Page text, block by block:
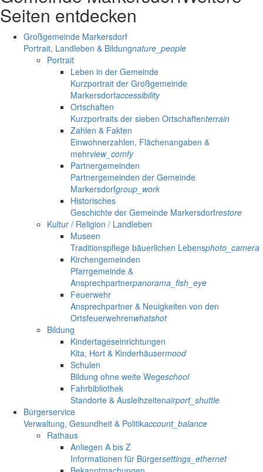
Seiten entdecken
Großgemeinde Markersdorf
Portrait, Landleben & Bildungnature_people
Portrait
Leben in der Gemeinde
Kurzportrait der Großgemeinde
Markersdorfaccessibility
Ortschaften
Kurzportraits der sieben Ortschaftenterrain
Zahlen & Fakten
Einwohnerzahlen, Flächenangaben &
mehrview_comfy
Partnergemeinden
Partnergemeinden der Gemeinde
Markersdorfgroup_work
Historisches
Geschichte der Gemeinde Markersdorfrestore
Kultur / Religion / Landleben
Museen
Traditionspflege bäuerlichen Lebensphoto_camera
Kirchengemeinden
Pfarrgemeinde &
Ansprechpartnerpanorama_fish_eye
Feuerwehr
Ansprechpartner & Neuigkeiten von den
Ortsfeuerwehrenwhatshot
Bildung
Kindertageseinrichtungen
Kita, Hort & Kinderhäusermood
Schulen
Bildung ohne weite Wegeschool
Fahrbibliothek
Standorte & Ausleihzeitenairport_shuttle
Bürgerservice
Verwaltung, Gesundheit & Politikaccount_balance
Rathaus
Anliegen A bis Z
Informationen für Bürgersettings_ethernet